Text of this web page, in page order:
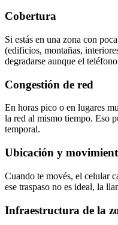
Cobertura
Si estás en una zona con
(edificios, montañas,
degradarse aunque el
Congestión de red
En horas pico o en lugares
la red al mismo tiempo. Eso
temporal.
Ubicación y
Cuando te movés, el celular
ese traspaso no es ideal, la
Infraestructura de la